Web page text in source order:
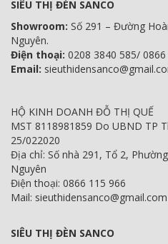
SIÊU THỊ ĐÈN SANCO
Showroom: Số 291 – Đường
Nguyên.
Điện thoại: 0208 3840 585/
Email:
HỘ KINH DOANH ĐỖ THỊ QUẾ
MST 8118981859 Do UBND TP
25/022020
Địa chỉ: Số nhà 291, Tổ 2,
Nguyên
Điện thoại: 0866 115 966
Mail: sieuthidensanco@gmail.com
SIÊU THỊ ĐÈN SANCO